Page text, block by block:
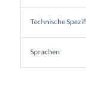
Technische
Sprachen